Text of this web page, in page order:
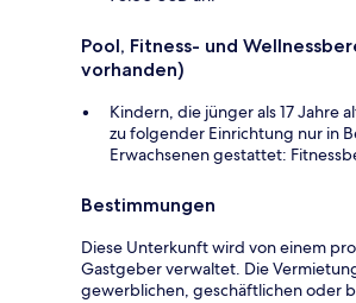
Pool, Fitness- und
vorhanden)
Kindern, die jünger als 17 Jahre
zu folgender Einrichtung nur in
Erwachsenen gestattet:
Bestimmungen
Diese Unterkunft wird von einem
Gastgeber verwaltet. Die
gewerblichen, geschäftlichen oder